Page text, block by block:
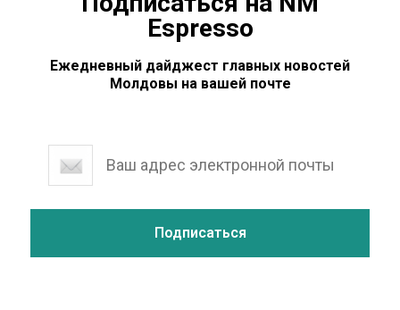
Espresso
Ежедневный дайджест главных новостей
Молдовы на вашей почте